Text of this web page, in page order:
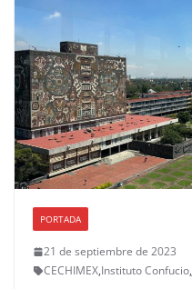
PORTADA
21 de septiembre de 2023
CECHIMEX,Instituto Confucio,